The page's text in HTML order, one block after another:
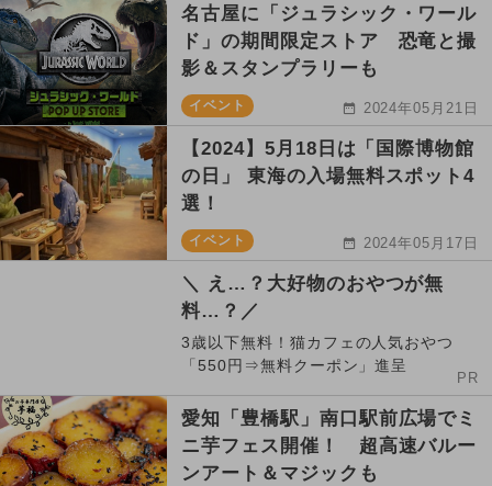
名古屋に「ジュラシック・ワール
ド」の期間限定ストア 恐竜と撮
影＆スタンプラリーも
イベント 2024年05月21日
【2024】5月18日は「国際博物館
の日」 東海の入場無料スポット4
選！
イベント 2024年05月17日
＼ え…？大好物のおやつが無
料…？／
3歳以下無料！猫カフェの人気おやつ
「550円⇒無料クーポン」進呈
PR
愛知「豊橋駅」南口駅前広場でミ
ニ芋フェス開催！ 超高速バルー
ンアート＆マジックも